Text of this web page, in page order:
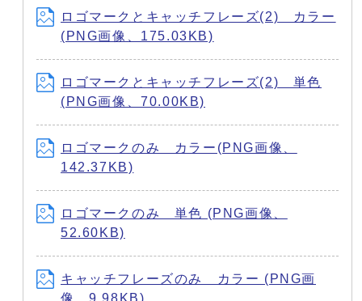
ロゴマークとキャッチフレーズ(2) カラー
(PNG画像、175.03KB)
ロゴマークとキャッチフレーズ(2) 単色
(PNG画像、70.00KB)
ロゴマークのみ カラー(PNG画像、
142.37KB)
ロゴマークのみ 単色 (PNG画像、
52.60KB)
キャッチフレーズのみ カラー (PNG画
像、9.98KB)